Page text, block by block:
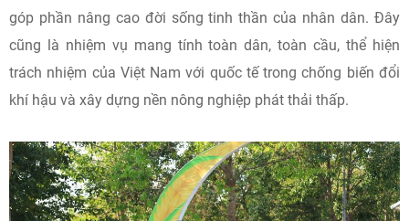
góp phần nâng cao đời sống tinh thần của nhân dân. Đây
cũng là nhiệm vụ mang tính toàn dân, toàn cầu, thể hiện
trách nhiệm của Việt Nam với quốc tế trong chống biến đổi
khí hậu và xây dựng nền nông nghiệp phát thải thấp.